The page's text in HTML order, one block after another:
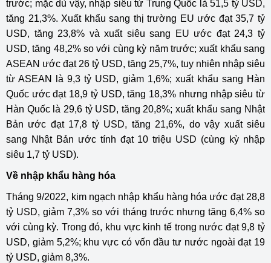
trước; mặc dù vậy, nhập siêu từ Trung Quốc là 51,5 tỷ USD,
tăng 21,3%. Xuất khẩu sang thị trường EU ước đạt 35,7 tỷ
USD, tăng 23,8% và xuất siêu sang EU ước đạt 24,3 tỷ
USD, tăng 48,2% so với cùng kỳ năm trước; xuất khẩu sang
ASEAN ước đạt 26 tỷ USD, tăng 25,7%, tuy nhiên nhập siêu
từ ASEAN là 9,3 tỷ USD, giảm 1,6%; xuất khẩu sang Hàn
Quốc ước đạt 18,9 tỷ USD, tăng 18,3% nhưng nhập siêu từ
Hàn Quốc là 29,6 tỷ USD, tăng 20,8%; xuất khẩu sang Nhật
Bản ước đạt 17,8 tỷ USD, tăng 21,6%, do vậy xuất siêu
sang Nhật Bản ước tính đạt 10 triệu USD (cùng kỳ nhập
siêu 1,7 tỷ USD).
Về nhập khẩu hàng hóa
Tháng 9/2022, kim ngạch nhập khẩu hàng hóa ước đạt 28,8
tỷ USD, giảm 7,3% so với tháng trước nhưng tăng 6,4% so
với cùng kỳ. Trong đó, khu vực kinh tế trong nước đạt 9,8 tỷ
USD, giảm 5,2%; khu vực có vốn đầu tư nước ngoài đạt 19
tỷ USD, giảm 8,3%.